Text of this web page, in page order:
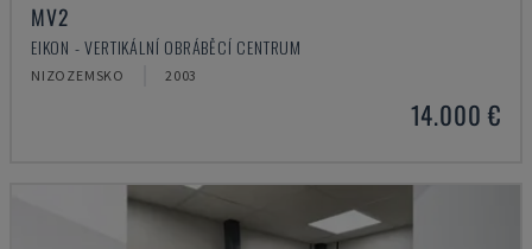
MV2
EIKON - VERTIKÁLNÍ OBRÁBĚCÍ CENTRUM
NIZOZEMSKO 2003
14.000 €